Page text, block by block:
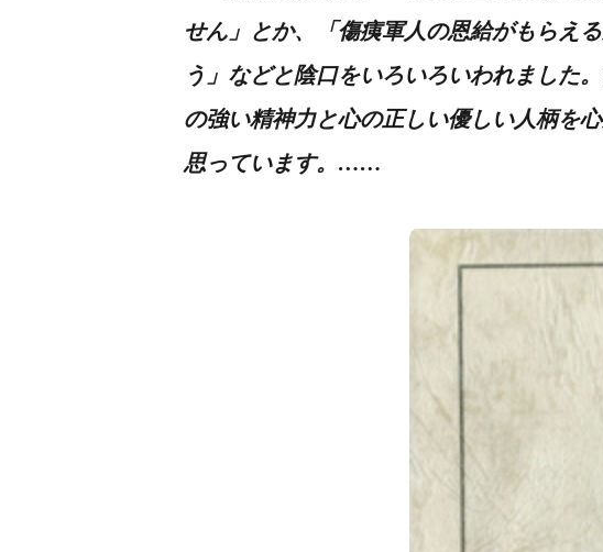
せん」とか、「傷痍軍人の恩給がもらえ
う」などと陰口をいろいろいわれました
の強い精神力と心の正しい優しい人柄を
思っています。……